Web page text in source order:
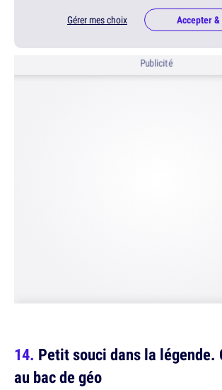
Gérer mes choix Accepter
Publicité
Petit souci dans la légende.
au bac de géo